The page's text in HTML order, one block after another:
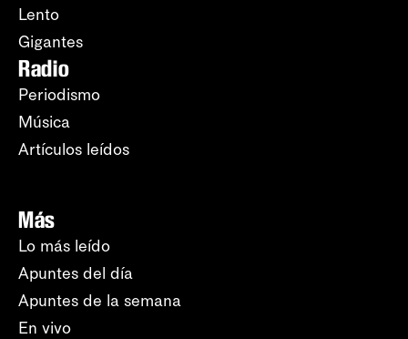
Lento
Gigantes
Radio
Periodismo
Música
Artículos leídos
Más
Lo más leído
Apuntes del día
Apuntes de la semana
En vivo